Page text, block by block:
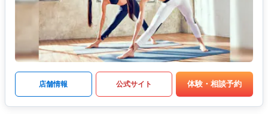
店舗情報 公式サイト 体験・相談予約